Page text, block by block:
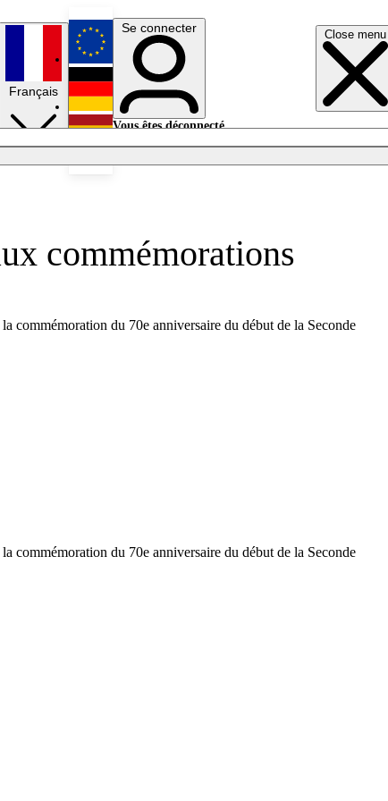
Close menu
Français
English
Deutsch
Se connecter
Vous êtes déconnecté.
commémorations
commémoration du 70e anniversaire du début de la Seconde
commémoration du 70e anniversaire du début de la Seconde